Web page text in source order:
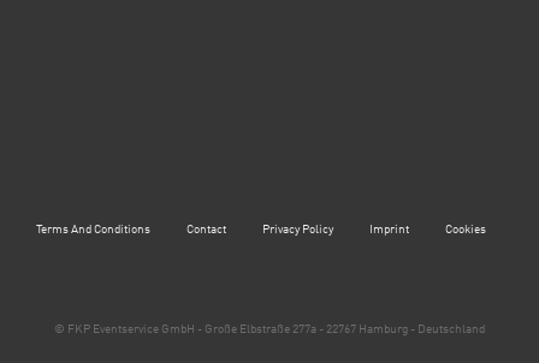
Terms And Conditions Contact Privacy Policy Imprint Cookies
© FKP Eventservice GmbH - Große Elbstraße 277a - 22767 Hamburg - Deutschland